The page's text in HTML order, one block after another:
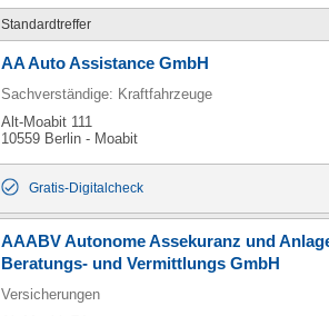
Standardtreffer
AA Auto Assistance GmbH
Sachverständige: Kraftfahrzeuge
Alt-Moabit 111
10559 Berlin - Moabit
Gratis-Digitalcheck
AAABV Autonome Assekuranz und
Beratungs- und Vermittlungs GmbH
Versicherungen